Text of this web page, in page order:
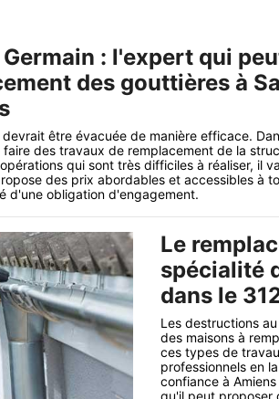
: l'expert qui
des gouttières à
devrait être évacuée de manière efficace.
faire des travaux de remplacement de la
qui sont très difficiles à réaliser, il
des prix abordables et accessibles à
d'une obligation d'engagement.
Le
spécialité
dans le
Les destructions
des maisons à
ces types de
professionnels en
confiance à